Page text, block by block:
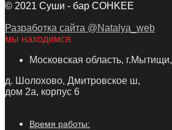
© 2021 Суши - бар COHKEE
Разработка сайта @Natalya_web
мы находимся
Московская область, г.Мытищи,
д. Шолохово, Дмитровское ш,
дом 2а, корпус 6
Время работы: